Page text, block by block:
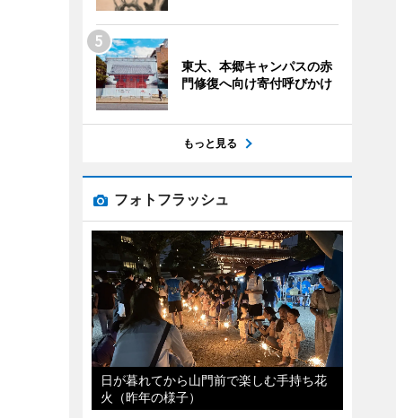
東大、本郷キャンパスの赤
門修復へ向け寄付呼びかけ
もっと見る
フォトフラッシュ
日が暮れてから山門前で楽しむ手持ち花
火（昨年の様子）